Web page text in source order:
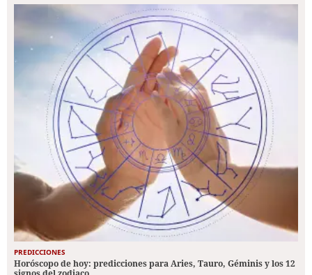
PREDICCIONES
Horóscopo de hoy: predicciones para Aries, Tauro, Géminis y los 12